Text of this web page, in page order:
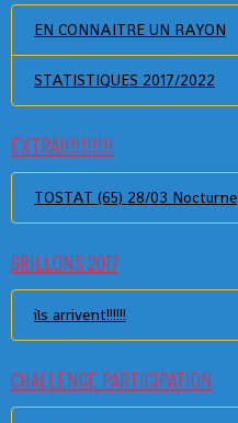
EN CONNAITRE UN RAYON
STATISTIQUES 2017/2022
EXTRA!!!!!!!!!!
TOSTAT (65) 28/03 Nocturne
GRILLONS 2017
ils arrivent!!!!!!
CHALLENGE PARTICIPATION